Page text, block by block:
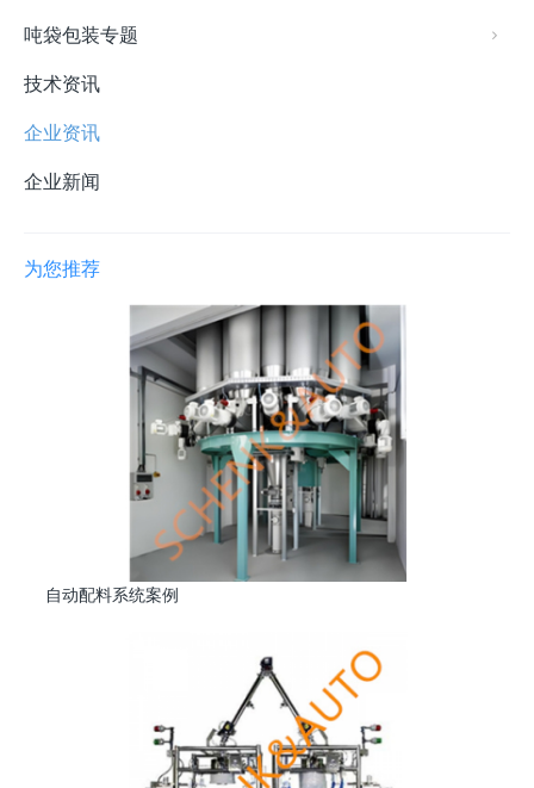
吨袋包装专题
技术资讯
企业资讯
企业新闻
为您推荐
自动配料系统案例